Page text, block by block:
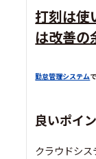
打刻は使
は改善の
勤怠管理システム
良いポイ
クラウドシ